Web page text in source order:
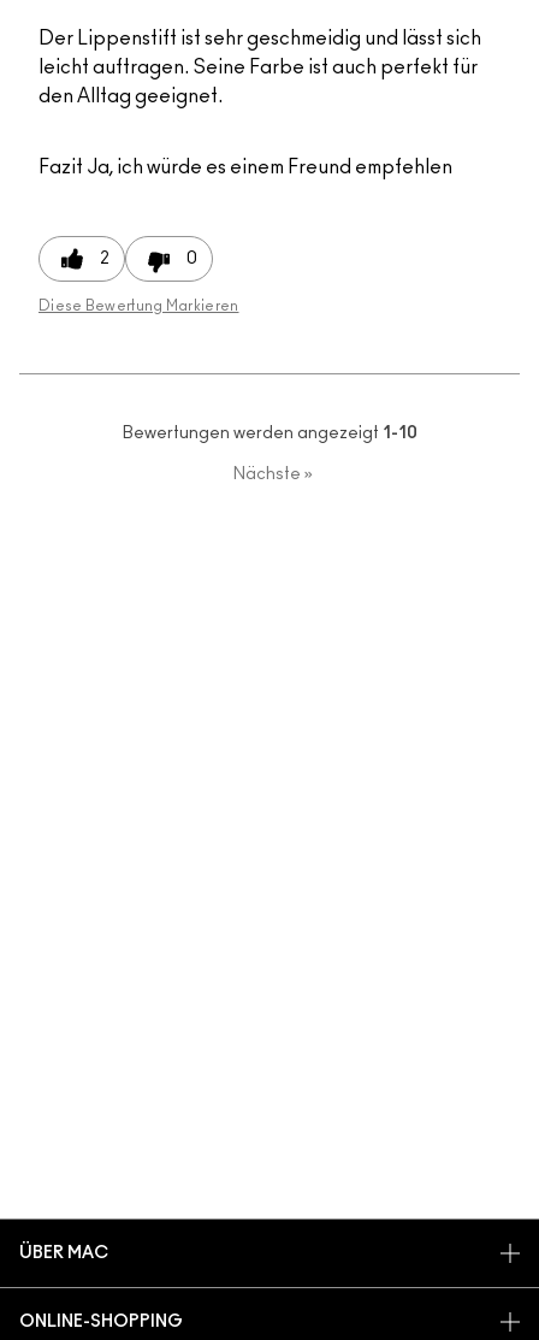
Der Lippenstift ist sehr geschmeidig und lässt sich
leicht auftragen. Seine Farbe ist auch perfekt für
den Alltag geeignet.
Fazit Ja, ich würde es einem Freund empfehlen
2 0
Diese Bewertung Markieren
Bewertungen werden angezeigt 1-10
Nächste »
ÜBER MAC
ARTISTRY
ONLINE-SHOPPING